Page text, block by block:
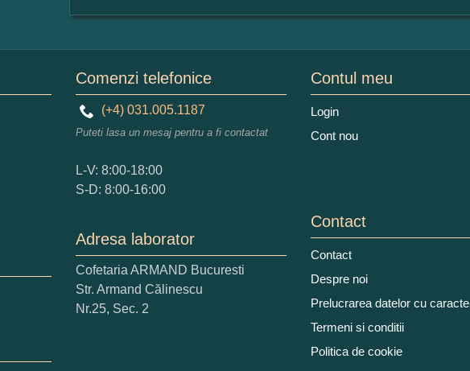
Numele dumneavoastra:
Adaugati o parere despre acest produs:
Ce nota acordati acestui produs?
1 2 3
Nu tocmai bun
Comenzi telefonice
(+4) 031.005.1187
Puteti lasa un mesaj pentru a fi contactat
L-V: 8:00-18:00
S-D: 8:00-16:00
Adresa laborator
Cofetaria ARMAND Bucuresti
Str. Armand Călinescu
Nr.25, Sec. 2
Contul meu
Login
Cont nou
Contact
Contact
Despre noi
Prelucrarea datelor cu
Termeni si conditii
Politica de cookie